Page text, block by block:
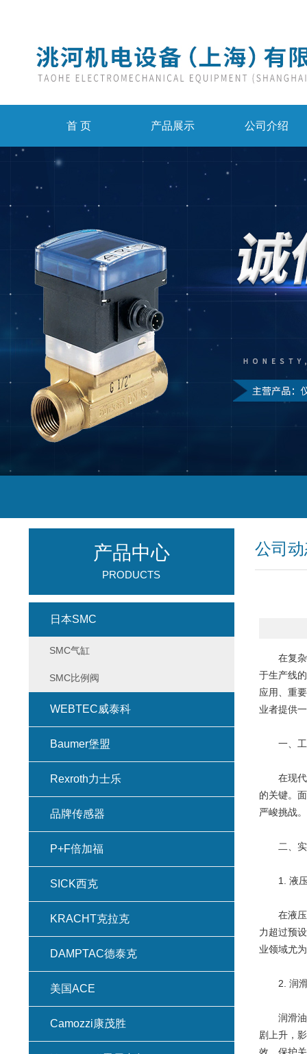
首 页 产品展示 公司介绍
公司
在复杂多
于生产线
应用、重
业者提供
一、工
在现代工
的关键。
严峻挑战
二、实
1. 液压
在液压传
力超过预
业领域尤
2. 润滑
润滑油系
剧上升，
产品中心
PRODUCTS
日本SMC
SMC气缸
SMC比例阀
WEBTEC威泰科
Baumer堡盟
Rexroth力士乐
品牌传感器
P+F倍加福
SICK西克
KRACHT克拉克
DAMPTAC德泰克
美国ACE
Camozzi康茂胜